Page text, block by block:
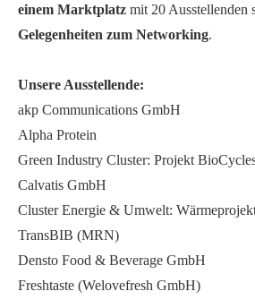
einem Marktplatz mit 20 Ausstellenden
Gelegenheiten zum Networking.
Unsere Ausstellende:
akp Communications GmbH
Alpha Protein
Green Industry Cluster: Projekt
Calvatis GmbH
Cluster Energie & Umwelt:
TransBIB (MRN)
Densto Food & Beverage GmbH
Freshtaste (Welovefresh GmbH)